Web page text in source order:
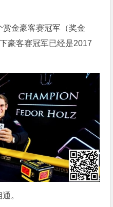
金豪客赛冠军（奖金
豪客赛冠军已经是2017
。